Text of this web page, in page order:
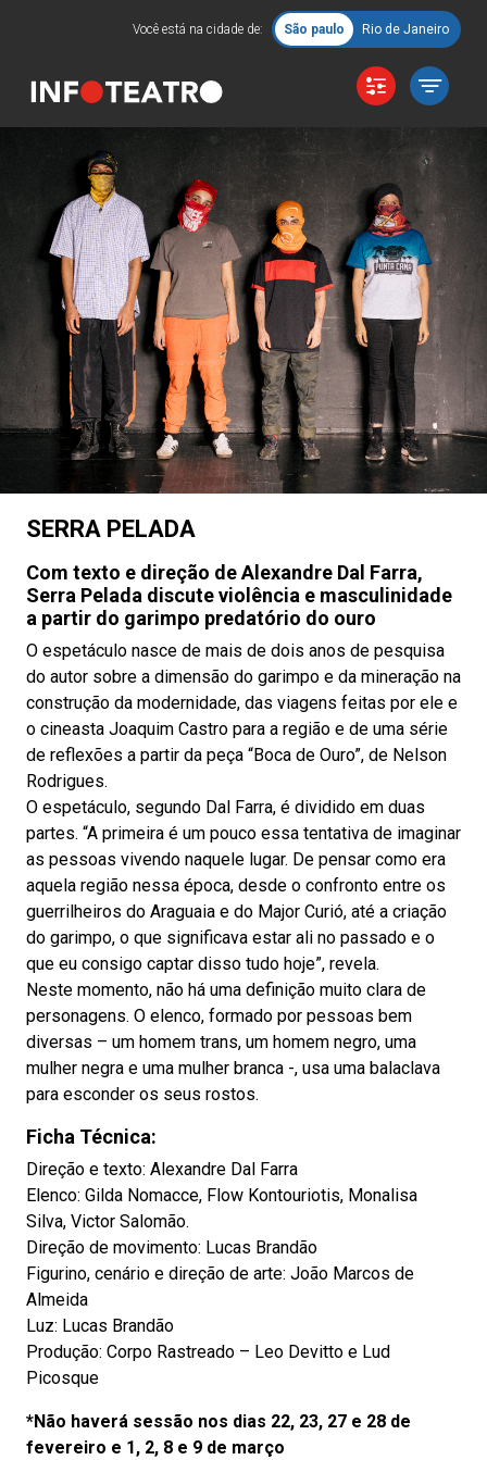
Você está na cidade de: São paulo Rio de Janeiro
SERRA PELADA
Com texto e direção de Alexandre Dal Farra,
Serra Pelada discute violência e masculinidade
a partir do garimpo predatório do ouro
O espetáculo nasce de mais de dois anos de pesquisa
do autor sobre a dimensão do garimpo e da mineração na
construção da modernidade, das viagens feitas por ele e
o cineasta Joaquim Castro para a região e de uma série
de reflexões a partir da peça “Boca de Ouro”, de Nelson
Rodrigues.
O espetáculo, segundo Dal Farra, é dividido em duas
partes. “A primeira é um pouco essa tentativa de imaginar
as pessoas vivendo naquele lugar. De pensar como era
aquela região nessa época, desde o confronto entre os
guerrilheiros do Araguaia e do Major Curió, até a criação
do garimpo, o que significava estar ali no passado e o
que eu consigo captar disso tudo hoje”, revela.
Neste momento, não há uma definição muito clara de
personagens. O elenco, formado por pessoas bem
diversas – um homem trans, um homem negro, uma
mulher negra e uma mulher branca -, usa uma balaclava
para esconder os seus rostos.
Ficha Técnica:
Direção e texto: Alexandre Dal Farra
Elenco: Gilda Nomacce, Flow Kontouriotis, Monalisa
Silva, Victor Salomão.
Direção de movimento: Lucas Brandão
Figurino, cenário e direção de arte: João Marcos de
Almeida
Luz: Lucas Brandão
Produção: Corpo Rastreado – Leo Devitto e Lud
Picosque
*Não haverá sessão nos dias 22, 23, 27 e 28 de
fevereiro e 1, 2, 8 e 9 de março